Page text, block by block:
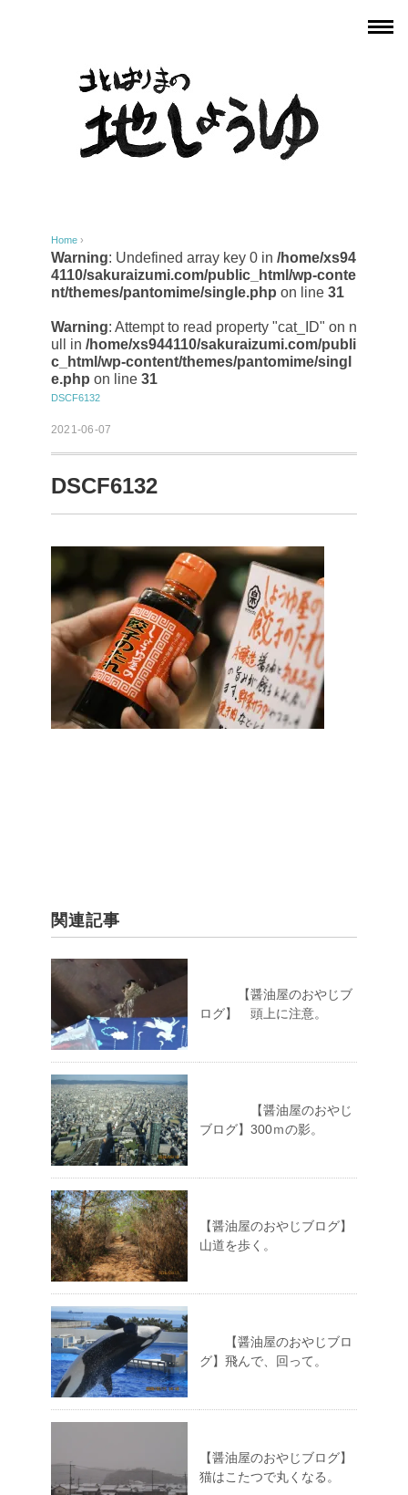
Home ›
Warning: Undefined array key 0 in /home/xs94
4110/sakuraizumi.com/public_html/wp-conte
nt/themes/pantomime/single.php on line 31
Warning: Attempt to read property "cat_ID" on n
ull in /home/xs944110/sakuraizumi.com/publi
c_html/wp-content/themes/pantomime/singl
e.php on line 31
DSCF6132
2021-06-07
DSCF6132
関連記事
【醤油屋のおやじブ
ログ】 頭上に注意。
【醤油屋のおやじ
ブログ】300ｍの影。
【醤油屋のおやじブログ】
山道を歩く。
【醤油屋のおやじブロ
グ】飛んで、回って。
【醤油屋のおやじブログ】
猫はこたつで丸くなる。